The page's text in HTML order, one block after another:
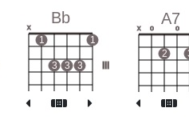
Bb
x
1
3 3 3
1
A7
x o
2
o